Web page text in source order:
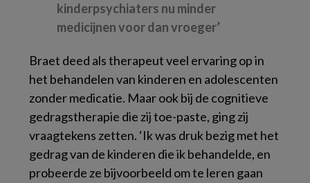
kinderpsychiaters nu minder
medicijnen voor dan vroeger’
Braet deed als therapeut veel ervaring op in
het behandelen van kinderen en adolescenten
zonder medicatie. Maar ook bij de cognitieve
gedragstherapie die zij toe-paste, ging zij
vraagtekens zetten. ‘Ik was druk bezig met het
gedrag van de kinderen die ik behandelde, en
probeerde ze bijvoorbeeld om te leren gaan